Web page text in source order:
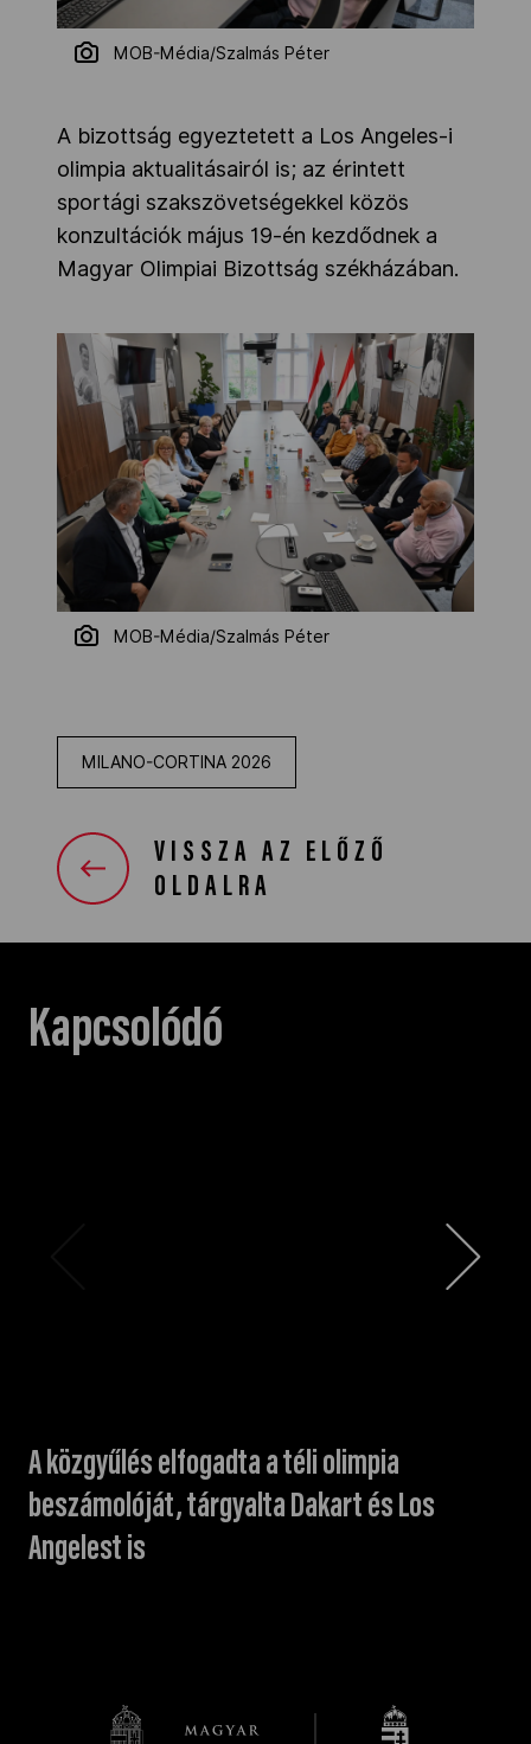
MOB-Média/Szalmás Péter
A bizottság egyeztetett a Los Angeles-i
olimpia aktualitásairól is; az érintett
sportági szakszövetségekkel közös
konzultációk május 19-én kezdődnek a
Magyar Olimpiai Bizottság székházában.
MOB-Média/Szalmás Péter
MILANO-CORTINA 2026
VISSZA AZ ELŐZŐ
OLDALRA
Kapcsolódó
A közgyűlés elfogadta a téli olimpia
beszámolóját, tárgyalta Dakart és Los
Angelest is